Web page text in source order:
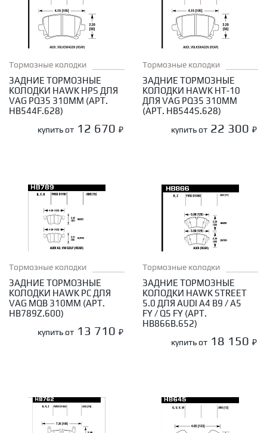
Тормозные колодки
ЗАДНИЕ ТОРМОЗНЫЕ
КОЛОДКИ HAWK HPS ДЛЯ
VAG PQ35 310ММ (АРТ.
HB544F.628)
купить от 12 670 ₽
Тормозные колодки
ЗАДНИЕ ТОРМОЗНЫЕ
КОЛОДКИ HAWK HT-10
ДЛЯ VAG PQ35 310ММ
(АРТ. HB544S.628)
купить от 22 300 ₽
Тормозные колодки
ЗАДНИЕ ТОРМОЗНЫЕ
КОЛОДКИ HAWK PC ДЛЯ
VAG MQB 310ММ (АРТ.
HB789Z.600)
купить от 13 710 ₽
Тормозные колодки
ЗАДНИЕ ТОРМОЗНЫЕ
КОЛОДКИ HAWK STREET
5.0 ДЛЯ AUDI A4 B9 / A5
FY / Q5 FY (АРТ.
HB866B.652)
купить от 18 150 ₽